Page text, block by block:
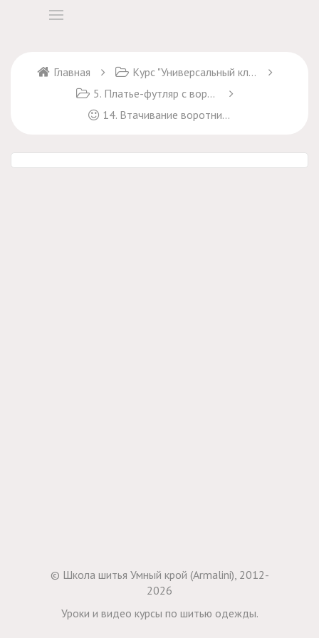
Главная
Курс "Универсальный ключ к пошиву платьев"
5. Платье-футляр с воротником и рукавами
14. Втачивание воротника в горловину
© Школа шитья Умный крой (Armalini), 2012-
2026
Уроки и видео курсы по шитью одежды.